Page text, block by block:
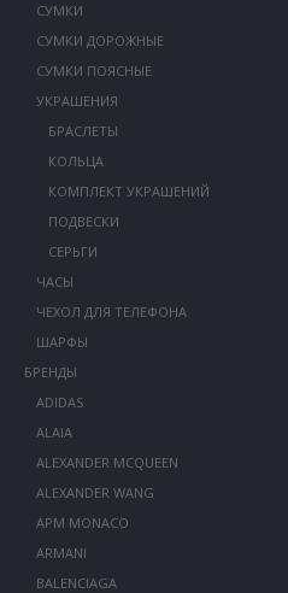
СУМКИ
СУМКИ ДОРОЖНЫЕ
СУМКИ ПОЯСНЫЕ
УКРАШЕНИЯ
БРАСЛЕТЫ
КОЛЬЦА
КОМПЛЕКТ УКРАШЕНИЙ
ПОДВЕСКИ
СЕРЬГИ
ЧАСЫ
ЧЕХОЛ ДЛЯ ТЕЛЕФОНА
ШАРФЫ
БРЕНДЫ
ADIDAS
ALAIA
ALEXANDER MCQUEEN
ALEXANDER WANG
APM MONACO
ARMANI
BALENCIAGA